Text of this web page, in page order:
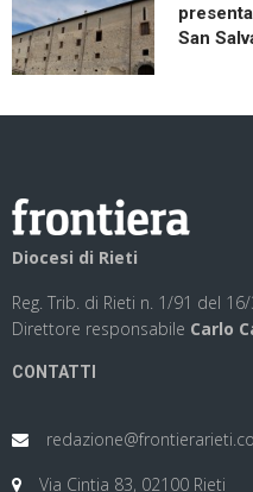
San
Diocesi di Rieti
Reg. Trib. di Rieti n. 1/91 del 16/
Direttore responsabile Carlo
CONTATTI
Via Cintia 83, 02100 Rieti